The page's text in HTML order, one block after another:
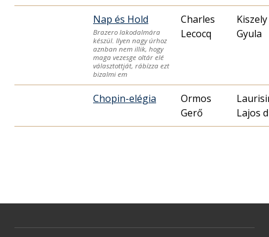
Nap és Hold
Brazero lakodalmára
készül. Ilyen nagy úrhoz
aznban nem illik, hogy
maga vezesge oltár elé
választottját, rábízza ezt
bizalmi em
Charles
Lecocq
Kiszely
Gyula
Chopin-elégia
Ormos
Gerő
Lajos